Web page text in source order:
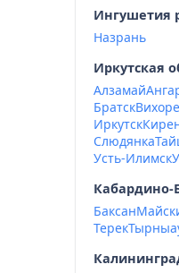
Ингушетия
Назрань
Иркутская
Алзамай
Братск
Иркутск
Слюдянка
Усть-Илимск
Кабардино-
Баксан
Терек